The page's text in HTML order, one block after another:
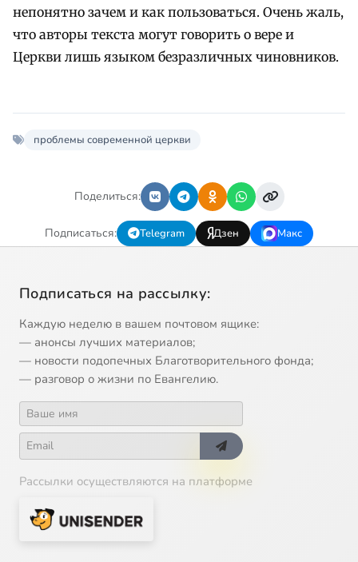
непонятно зачем и как пользоваться. Очень жаль,
что авторы текста могут говорить о вере и
Церкви лишь языком безразличных чиновников.
проблемы современной церкви
Поделиться:
Подписаться: Telegram Дзен Макс
Подписаться на рассылку:
Каждую неделю в вашем почтовом ящике:
— анонсы лучших материалов;
— новости подопечных Благотворительного фонда;
— разговор о жизни по Евангелию.
Рассылки осуществляются на платформе